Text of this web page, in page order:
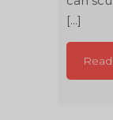
[...]